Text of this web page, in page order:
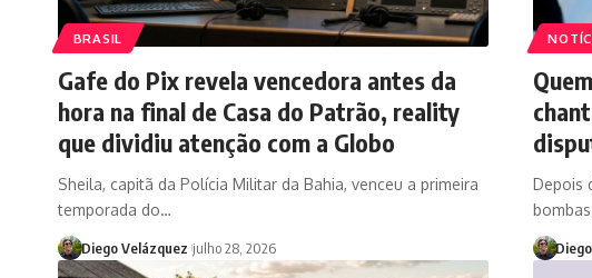
BRASIL
Gafe do Pix revela vencedora antes da
hora na final de Casa do Patrão, reality
que dividiu atenção com a Globo
Sheila, capitã da Polícia Militar da Bahia, venceu a primeira
temporada do…
Diego Velázquez julho 28, 2026
Depois